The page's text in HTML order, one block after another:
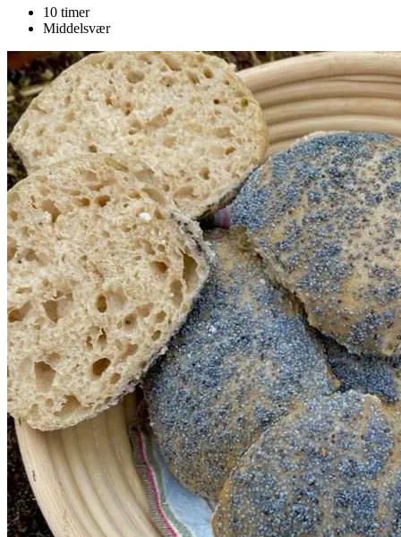
10 timer
Middelsvær